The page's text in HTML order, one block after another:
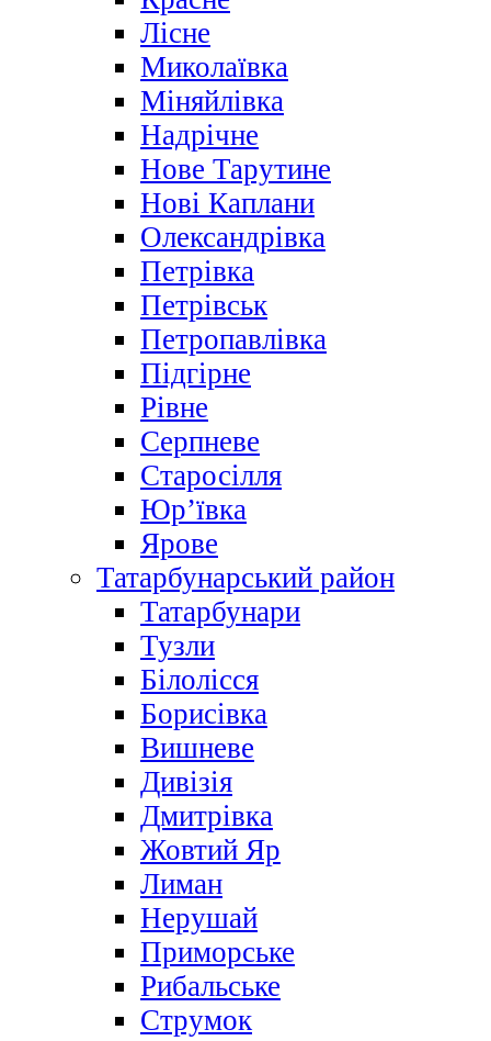
Лісне
Миколаївка
Міняйлівка
Надрічне
Нове Тарутине
Нові Каплани
Олександрівка
Петрівка
Петрівськ
Петропавлівка
Підгірне
Рівне
Серпневе
Старосілля
Юр’ївка
Ярове
Татарбунарський район
Татарбунари
Тузли
Білолісся
Борисівка
Вишневе
Дивізія
Дмитрівка
Жовтий Яр
Лиман
Нерушай
Приморське
Рибальське
Струмок